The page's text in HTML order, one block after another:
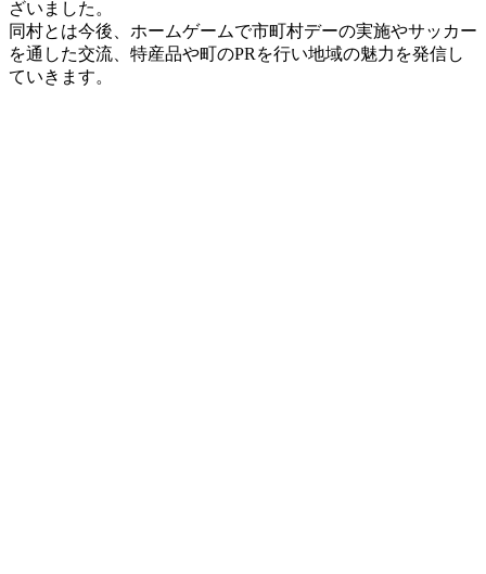
ざいました。
同村とは今後、ホームゲームで市町村デーの実施やサッカー
を通した交流、特産品や町のPRを行い地域の魅力を発信し
ていきます。